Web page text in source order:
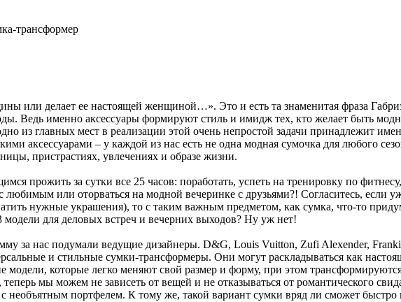
трансформер
или делает ее настоящей женщиной…». Это и есть та знаменитая фраза
Ведь именно аксессуары формируют стиль и имидж тех, кто желает быть
из главных мест в реализации этой очень непростой задачи принадлежит
аксессуарами – у каждой из нас есть не одна модная сумочка для любого
пристрастиях, увлечениях и образе жизни.
прожить за сутки все 25 часов: поработать, успеть на тренировку по
любимым или оторваться на модной вечеринке с друзьями?! Согласитесь, если
нужные украшения), то с таким важным предметом, как сумка, что-то
для деловых встреч и вечерних выходов? Ну уж нет!
за нас подумали ведущие дизайнеры. D&G, Louis Vuitton, Zufi Alexender,
и стильные сумки-трансформеры. Они могут раскладываться как
которые легко меняют свой размер и форму, при этом
мы можем не зависеть от вещей и не отказываться от романтического
необъятным портфелем. К тому же, такой вариант сумки вряд ли сможет быстро